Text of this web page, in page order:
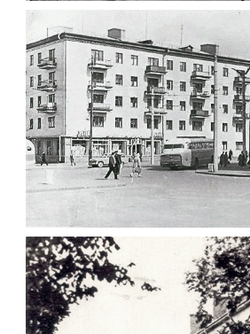
Фото
1970)
Leave
ПЛОЩА ПЕРЕМОГИ
Фото
1970)
Leave